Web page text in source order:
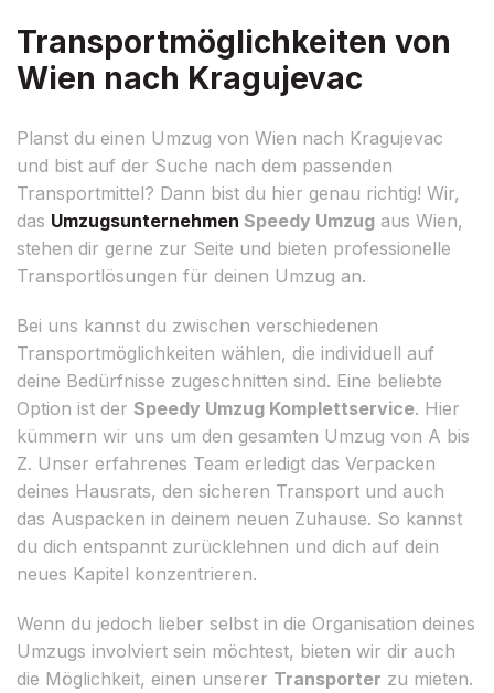
Transportmöglichkeiten von
Wien nach Kragujevac
Planst du einen Umzug von Wien nach Kragujevac
und bist auf der Suche nach dem passenden
Transportmittel? Dann bist du hier genau richtig! Wir,
das Umzugsunternehmen Speedy Umzug aus Wien,
stehen dir gerne zur Seite und bieten professionelle
Transportlösungen für deinen Umzug an.
Bei uns kannst du zwischen verschiedenen
Transportmöglichkeiten wählen, die individuell auf
deine Bedürfnisse zugeschnitten sind. Eine beliebte
Option ist der Speedy Umzug Komplettservice. Hier
kümmern wir uns um den gesamten Umzug von A bis
Z. Unser erfahrenes Team erledigt das Verpacken
deines Hausrats, den sicheren Transport und auch
das Auspacken in deinem neuen Zuhause. So kannst
du dich entspannt zurücklehnen und dich auf dein
neues Kapitel konzentrieren.
Wenn du jedoch lieber selbst in die Organisation deines
Umzugs involviert sein möchtest, bieten wir dir auch
die Möglichkeit, einen unserer Transporter zu mieten.